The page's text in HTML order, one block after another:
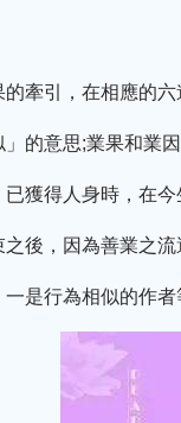
牽引，在相應的
的意思;業果和業
獲得人身時，在
後，因為善業之
是行為相似的作者